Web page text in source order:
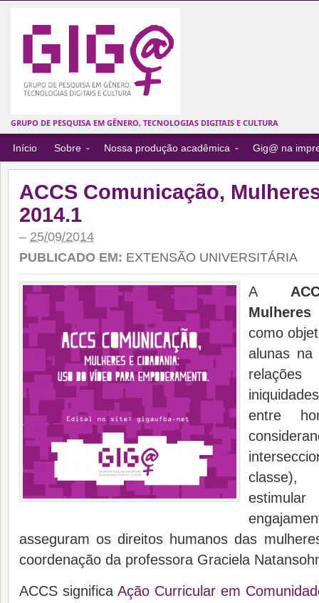
GRUPO DE PESQUISA EM GÊNERO, TECNOLOGIAS DIGITAIS E CULTURA
Início Sobre Nossa produção acadêmica Gig@ na
ACCS Comunicação,
2014.1
– 25/09/2014
PUBLICADO EM: EXTENSÃO UNIVERSITÁRIA
A
como
alunas na
entre
asseguram os direitos humanos das
coordenação da professora Graciela
ACCS significa Ação Curricular em